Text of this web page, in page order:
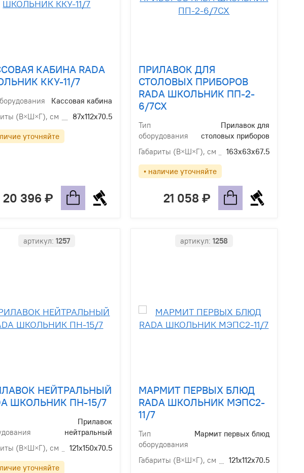
КАБИНА RADA
ККУ-11/7
Кассовая кабина
(В×Ш×Г), см
87х112х70.5
уточняйте
20 396
ПРИЛАВОК ДЛЯ
СТОЛОВЫХ ПРИБОРОВ
RADA ШКОЛЬНИК ПП-2-
6/7СХ
Тип
оборудования
Прилавок для
столовых приборов
Габариты (В×Ш×Г), см
163х63х67.5
• наличие уточняйте
21 058
артикул: 1257
НЕЙТРАЛЬНЫЙ
ШКОЛЬНИК ПН-15/7
Прилавок
нейтральный
(В×Ш×Г), см
121х150х70.5
уточняйте
артикул: 1258
МАРМИТ ПЕРВЫХ БЛЮД
RADA ШКОЛЬНИК МЭПС2-
11/7
Тип
оборудования
Мармит первых блюд
Габариты (В×Ш×Г), см 121х112х70.5